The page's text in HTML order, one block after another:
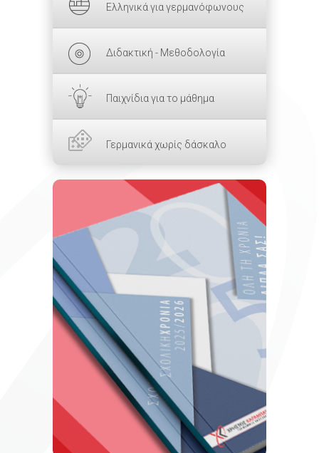
Ελληνικά για γερμανόφωνους
Διδακτική - Μεθοδολογία
Παιχνίδια για το μάθημα
Γερμανικά χωρίς δάσκαλο